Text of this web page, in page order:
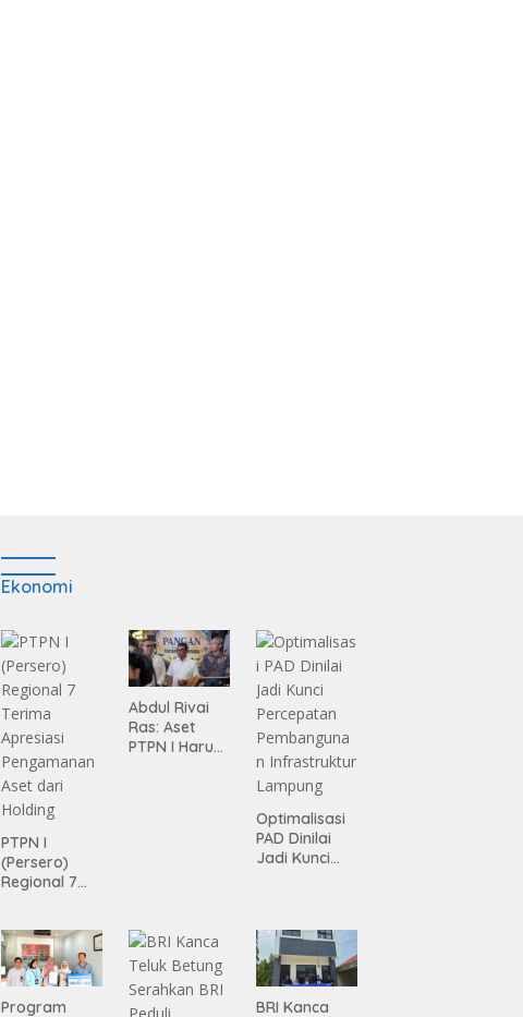
Ekonomi
PTPN I
(Persero)
Regional 7
Pengamanan
Aset dari
Holding
Abdul Rivai
Ras: Aset
PTPN I Harus
Optimalisasi
PAD Dinilai
Jadi Kunci
Infrastruktur
Lampung
Program BRI Kanca